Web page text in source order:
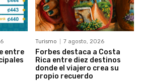
entre
Turismo 7 agosto, 2026
Forbes destaca a Costa
Rica entre diez destinos
donde el viajero crea su
propio recuerdo